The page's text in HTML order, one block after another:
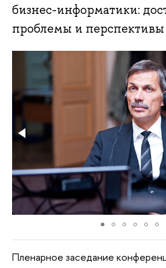
бизнес-информатики:
проблемы и перспективы
Пленарное заседание